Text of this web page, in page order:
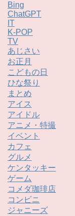
Bing
ChatGPT
IT
K-POP
TV
あじさい
お正月
こどもの日
ひな祭り
まとめ
アイス
アイドル
アニメ・特撮
イベント
カフェ
グルメ
ケンタッキー
ゲーム
コメダ珈琲店
コンビニ
ジャニーズ